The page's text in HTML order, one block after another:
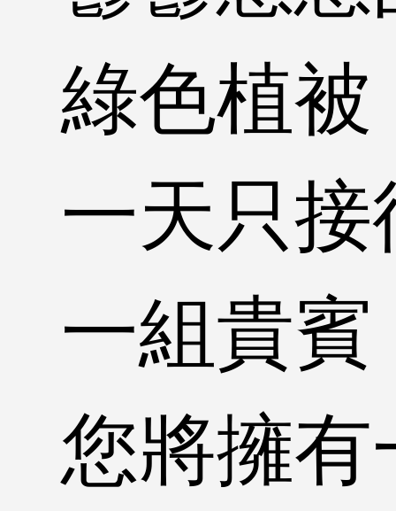
綠色植被
一天只接
一組貴賓
您將擁有